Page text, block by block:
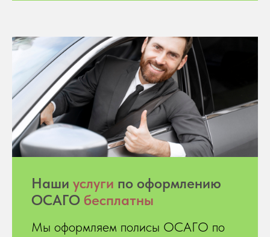
Hаши услуги по оформлению
ОСАГО бесплатны
Мы оформляем полисы ОСАГО по